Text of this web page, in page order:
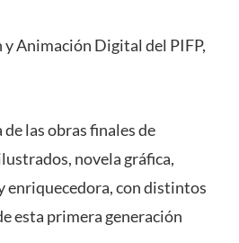
y Animación Digital del PIFP,
las obras finales de
novela gráfica,
enriquecedora, con distintos
esta primera generación